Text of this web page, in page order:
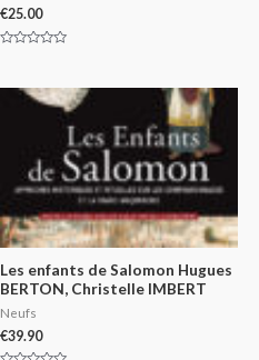
€25.00
of
Les enfants de Salomon Hugues
BERTON, Christelle IMBERT
Neufs
€39.90